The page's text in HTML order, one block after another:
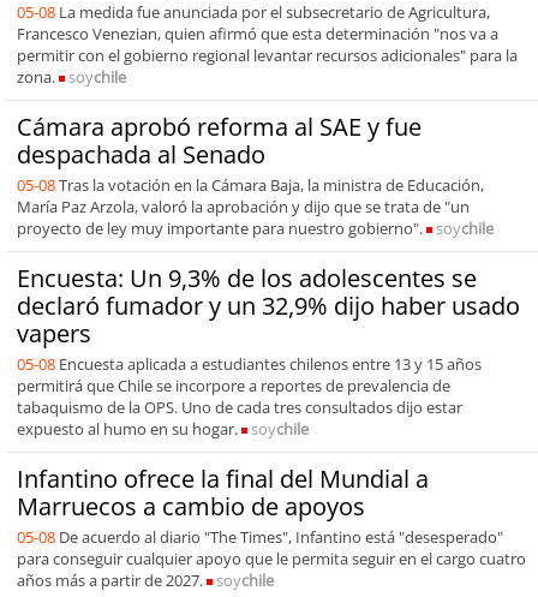
05-08 La medida fue anunciada por el subsecretario de Agricultura,
Francesco Venezian, quien afirmó que esta determinación "nos va a
permitir con el gobierno regional levantar recursos adicionales" para la
zona.
soychile
Cámara aprobó reforma al SAE y fue
despachada al Senado
05-08Tras la votación en la Cámara Baja, la ministra de Educación,
María Paz Arzola, valoró la aprobación y dijo que se trata de "un
proyecto de ley muy importante para nuestro gobierno".
soychile
Encuesta: Un 9,3% de los adolescentes se
declaró fumador y un 32,9% dijo haber usado
vapers
05-08 Encuesta aplicada a estudiantes chilenos entre 13 y 15 años
permitirá que Chile se incorpore a reportes de prevalencia de
tabaquismo de la OPS. Uno de cada tres consultados dijo estar
expuesto al humo en su hogar.
soychile
Infantino ofrece la final del Mundial a
Marruecos a cambio de apoyos
05-08 De acuerdo al diario "The Times", Infantino está "desesperado"
para conseguir cualquier apoyo que le permita seguir en el cargo cuatro
años más a partir de 2027.
soychile